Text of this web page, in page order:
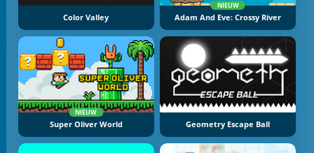
Color Valley
NIEUW
Adam And Eve: Crossy River
NIEUW
Super Oliver World Geometry Escape Ball